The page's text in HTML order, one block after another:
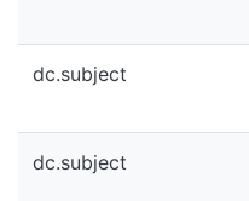
dc.subject
dc.subject